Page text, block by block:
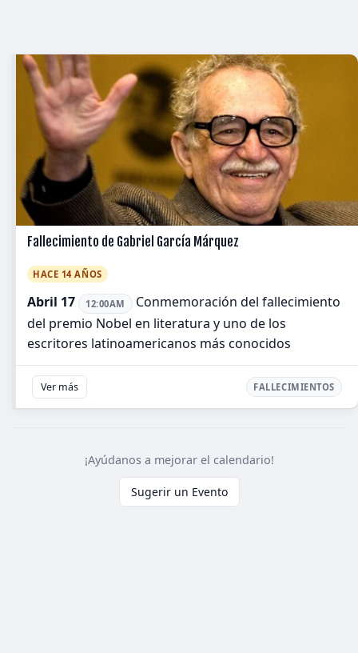
Fallecimiento de Gabriel García Márquez
HACE 14 AÑOS
Abril 17 12:00AM
Conmemoración del fallecimiento
del premio Nobel en literatura y uno de los
escritores latinoamericanos más conocidos
Ver más FALLECIMIENTOS
¡Ayúdanos a mejorar el calendario!
Sugerir un Evento